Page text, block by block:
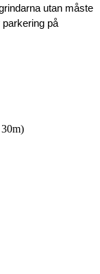
utan måste
på